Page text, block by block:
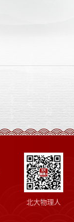
北大物理人